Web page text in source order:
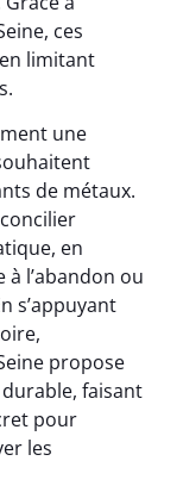
ces
limitant
une
de métaux.
en
l’abandon ou
s’appuyant
propose
faisant
pour
les